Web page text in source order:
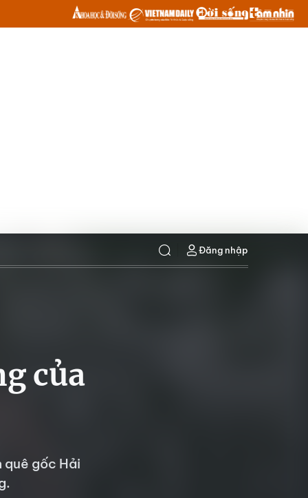
Đăng nhập
của
quê gốc Hải